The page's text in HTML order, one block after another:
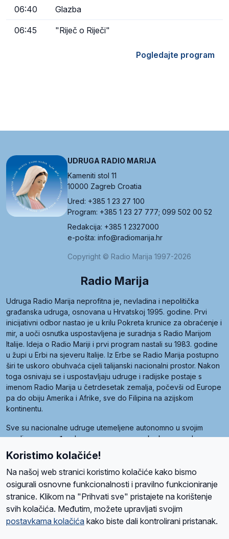
06:40 Glazba
06:45 "Riječ o Riječi"
Pogledajte program
UDRUGA RADIO MARIJA
Kameniti stol 11
10000 Zagreb Croatia
Ured: +385 1 23 27 100
Program: +385 1 23 27 777; 099 502 00 52
Redakcija: +385 1 2327000
e-pošta: info@radiomarija.hr
Copyright © Radio Marija 1997-2026
Radio Marija
Udruga Radio Marija neprofitna je, nevladina i nepolitička
građanska udruga, osnovana u Hrvatskoj 1995. godine. Prvi
inicijativni odbor nastao je u krilu Pokreta krunice za obraćenje i
mir, a uoči osnutka uspostavljena je suradnja s Radio Marijom
Italije. Ideja o Radio Mariji i prvi program nastali su 1983. godine
u župi u Erbi na sjeveru Italije. Iz Erbe se Radio Marija postupno
širi te uskoro obuhvaća cijeli talijanski nacionalni prostor. Nakon
toga osnivaju se i uspostavljaju udruge i radijske postaje s
imenom Radio Marija u četrdesetak zemalja, počevši od Europe
pa do obiju Amerika i Afrike, sve do Filipina na azijskom
kontinentu.
Sve su nacionalne udruge utemeljene autonomno u svojim
zemljama, a međusobna su povezane preko krovne udruge
pod nazivom Svjetska obitelj Radio Marije (World Family of
Radio Maria). Svjetsku obitelj utemeljilo je sedam članica, među
kojima je i hrvatska Udruga Radio Marija.
O namaRadio ProgramVolonteriPrijateljiKontaktPravila privatnosti
Koristimo kolačiće!
Na našoj web stranici koristimo kolačiće kako bismo
osigurali osnovne funkcionalnosti i pravilno funkcioniranje
stranice. Klikom na "Prihvati sve" pristajete na korištenje
svih kolačića. Međutim, možete upravljati svojim
postavkama kolačića kako biste dali kontrolirani pristanak.